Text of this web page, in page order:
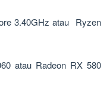
3.40GHz atau Ryzen
atau Radeon RX 580